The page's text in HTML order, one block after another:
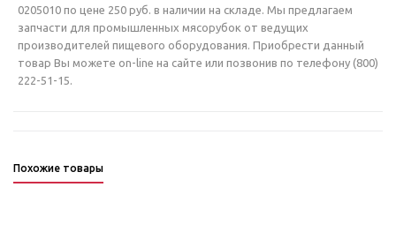
0205010 по цене 250 руб. в наличии на складе. Мы предлагаем
запчасти для промышленных мясорубок от ведущих
производителей пищевого оборудования. Приобрести данный
товар Вы можете on-line на сайте или позвонив по телефону (800)
222-51-15.
Похожие товары